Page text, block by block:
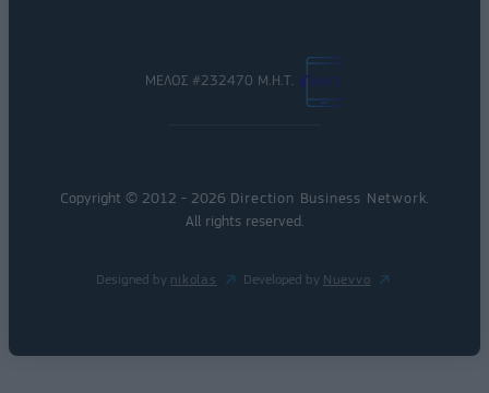
ΜΕΛΟΣ #232470 Μ.Η.Τ.
Copyright © 2012 - 2026 Direction Business Network.
All rights reserved.
Designed by nikolas Developed by Nuevvo